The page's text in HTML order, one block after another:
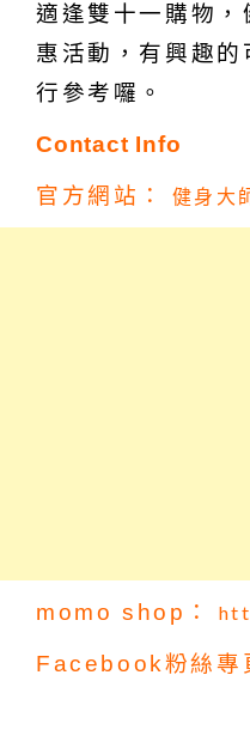
適逢雙十一購物，
惠活動，有興趣的
行參考囉。
Contact Info
官方網站： 健身大
momo shop：
Facebook粉絲專